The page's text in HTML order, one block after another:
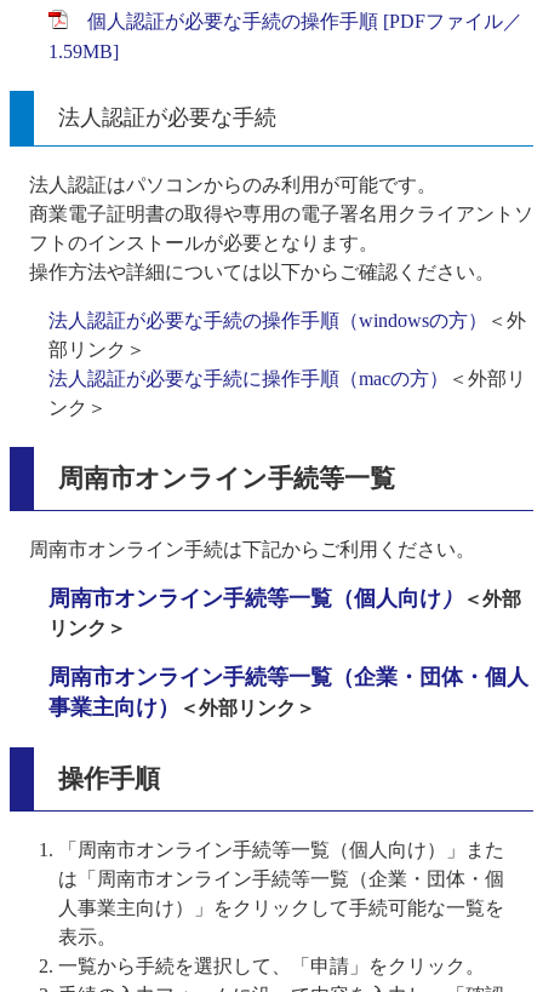
個人認証が必要な手続の操作手順 [PDFファイル／
1.59MB]
法人認証が必要な手続
法人認証はパソコンからのみ利用が可能です。
商業電子証明書の取得や専用の電子署名用クライアントソ
フトのインストールが必要となります。
操作方法や詳細については以下からご確認ください。
法人認証が必要な手続の操作手順（windowsの方）
＜外
部リンク＞
法人認証が必要な手続に操作手順（macの方）
＜外部リ
ンク＞
周南市オンライン手続等一覧
周南市オンライン手続は下記からご利用ください。
周南市オンライン手続等一覧（個人向け ）
＜外部
リンク＞
周南市オンライン手続等一覧（企業・団体・個人
事業主向け）
＜外部リンク＞
操作手順
「周南市オンライン手続等一覧（個人向け）」また
は「周南市オンライン手続等一覧（企業・団体・個
人事業主向け）」をクリックして手続可能な一覧を
表示。
一覧から手続を選択して、「申請」をクリック。